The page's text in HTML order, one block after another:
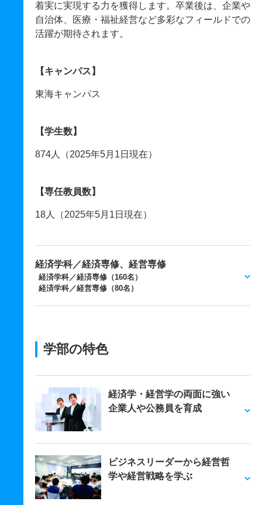
着実に実現する力を獲得します。卒業後は、企業や
自治体、医療・福祉経営など多彩なフィールドでの
活躍が期待されます。
【キャンパス】
東海キャンパス
【学生数】
874人（2025年5月1日現在）
【専任教員数】
18人（2025年5月1日現在）
経済学科／経済専修、経営専修
経済学科／経済専修（160名）
経済学科／経営専修（80名）
学部の特色
経済学・経営学の両面に強い
企業人や公務員を育成
ビジネスリーダーから経営哲
学や経営戦略を学ぶ